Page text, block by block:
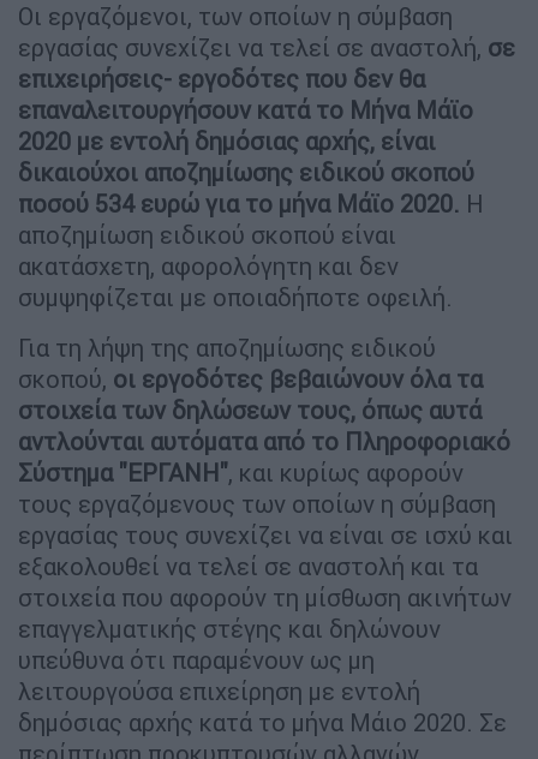
Οι εργαζόμενοι, των οποίων η σύμβαση
εργασίας συνεχίζει να τελεί σε αναστολή, σε
επιχειρήσεις- εργοδότες που δεν θα
επαναλειτουργήσουν κατά το Μήνα Μάϊο
2020 με εντολή δημόσιας αρχής, είναι
δικαιούχοι αποζημίωσης ειδικού σκοπού
ποσού 534 ευρώ για το μήνα Μάϊο 2020. Η
αποζημίωση ειδικού σκοπού είναι
ακατάσχετη, αφορολόγητη και δεν
συμψηφίζεται με οποιαδήποτε οφειλή.
Για τη λήψη της αποζημίωσης ειδικού
σκοπού, οι εργοδότες βεβαιώνουν όλα τα
στοιχεία των δηλώσεων τους, όπως αυτά
αντλούνται αυτόματα από το Πληροφοριακό
Σύστημα "ΕΡΓΑΝΗ", και κυρίως αφορούν
τους εργαζόμενους των οποίων η σύμβαση
εργασίας τους συνεχίζει να είναι σε ισχύ και
εξακολουθεί να τελεί σε αναστολή και τα
στοιχεία που αφορούν τη μίσθωση ακινήτων
επαγγελματικής στέγης και δηλώνουν
υπεύθυνα ότι παραμένουν ως μη
λειτουργούσα επιχείρηση με εντολή
δημόσιας αρχής κατά το μήνα Μάιο 2020. Σε